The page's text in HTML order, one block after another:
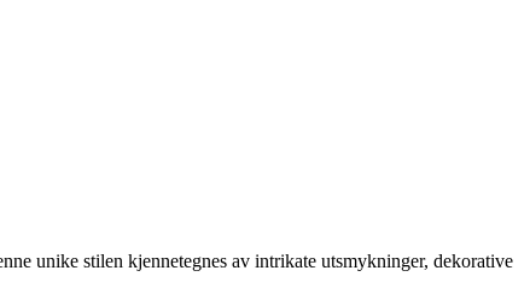
unike stilen kjennetegnes av intrikate utsmykninger, dekorative